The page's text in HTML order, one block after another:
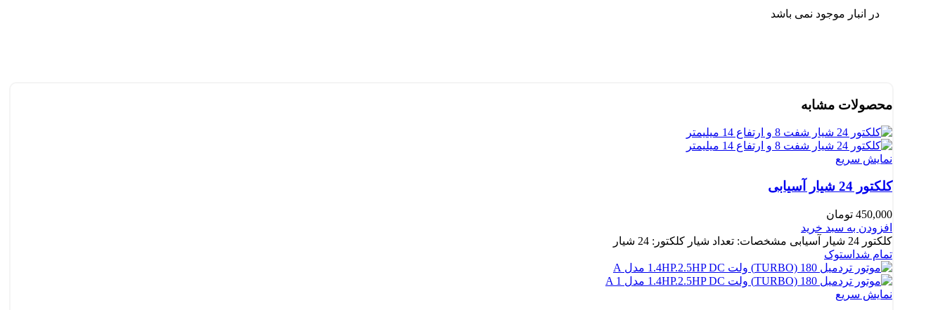
در انبار موجود نمی باشد
محصولات مشابه
نمایش سریع
کلکتور 24 شیار آسیابی
450,000 تومان
افزودن به سبد خرید
کلکتور 24 شیار آسیابی مشخصات: تعداد شیار کلکتور: 24 شیار
تمام شد استوک
نمایش سریع